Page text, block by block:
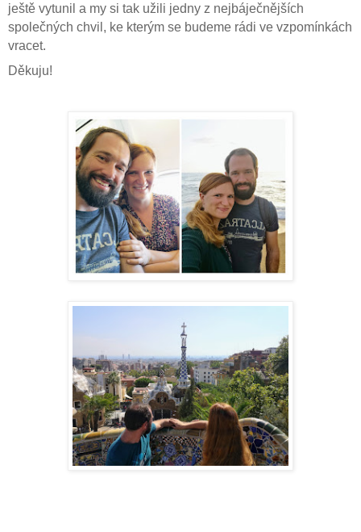
ještě vytunil a my si tak užili jedny z nejbáječnějších
společných chvil, ke kterým se budeme rádi ve vzpomínkách
vracet.
Děkuju!